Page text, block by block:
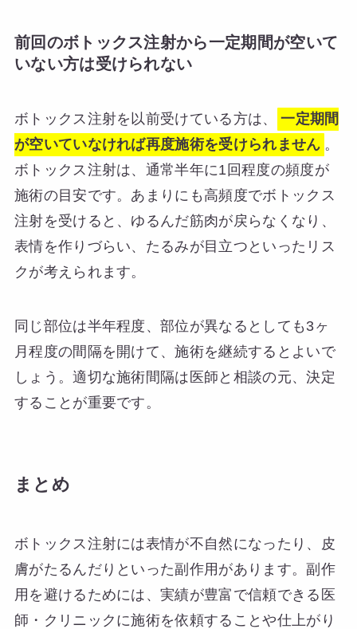
前回のボトックス注射から一定期間が空いて
いない方は受けられない
ボトックス注射を以前受けている方は、
一定期間
が空いていなければ再度施術を受けられません 。
ボトックス注射は、通常半年に1回程度の頻度が
施術の目安です。あまりにも高頻度でボトックス
注射を受けると、ゆるんだ筋肉が戻らなくなり、
表情を作りづらい、たるみが目立つといったリス
クが考えられます。
同じ部位は半年程度、部位が異なるとしても3ヶ
月程度の間隔を開けて、施術を継続するとよいで
しょう。適切な施術間隔は医師と相談の元、決定
することが重要です。
まとめ
ボトックス注射には表情が不自然になったり、皮
膚がたるんだりといった副作用があります。副作
用を避けるためには、実績が豊富で信頼できる医
師・クリニックに施術を依頼することや仕上がり